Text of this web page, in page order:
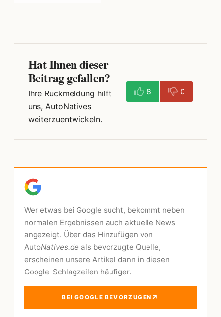
Hat Ihnen dieser
Beitrag gefallen?
Ihre Rückmeldung hilft
uns, AutoNatives
weiterzuentwickeln.
8 0
Wer etwas bei Google sucht, bekommt neben
normalen Ergebnissen auch aktuelle News
angezeigt. Über das Hinzufügen von
AutoNatives.de als bevorzugte Quelle,
erscheinen unsere Artikel dann in diesen
Google-Schlagzeilen häufiger.
BEI GOOGLE BEVORZUGEN ↗